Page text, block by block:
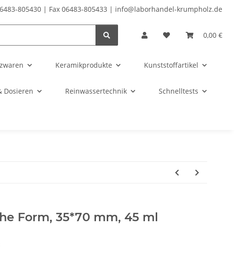
805430 | Fax 06483-805433 | info@laborhandel-krumpholz.de
0,00 €
Keramikprodukte Kunststoffartikel
Dosieren Reinwassertechnik Schnelltests
Form, 35*70 mm, 45 ml